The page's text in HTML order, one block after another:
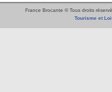
France Brocante © Tous droits
Tourisme et